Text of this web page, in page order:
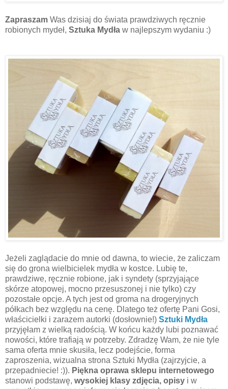
Zapraszam Was dzisiaj do świata prawdziwych ręcznie
robionych mydeł, Sztuka Mydła w najlepszym wydaniu :)
Jeżeli zaglądacie do mnie od dawna, to wiecie, że zaliczam
się do grona wielbicielek mydła w kostce. Lubię te,
prawdziwe, ręcznie robione, jak i syndety (sprzyjające
skórze atopowej, mocno przesuszonej i nie tylko) czy
pozostałe opcje. A tych jest od groma na drogeryjnych
półkach bez względu na cenę. Dlatego też ofertę Pani Gosi,
właścicielki i zarazem autorki (dosłownie!) Sztuki Mydła
przyjęłam z wielką radością. W końcu każdy lubi poznawać
nowości, które trafiają w potrzeby. Zdradzę Wam, że nie tyle
sama oferta mnie skusiła, lecz podejście, forma
zaproszenia, wizualna strona Sztuki Mydła (zajrzyjcie, a
przepadniecie! :)). Piękna oprawa sklepu internetowego
stanowi podstawę, wysokiej klasy zdjęcia, opisy i w